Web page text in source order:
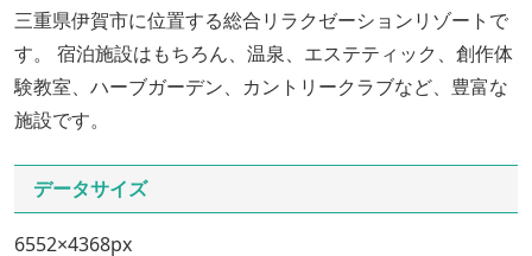
三重県伊賀市に位置する総合リラクゼーションリゾートで
す。 宿泊施設はもちろん、温泉、エステティック、創作体
験教室、ハーブガーデン、カントリークラブなど、豊富な
施設です。
データサイズ
6552×4368px